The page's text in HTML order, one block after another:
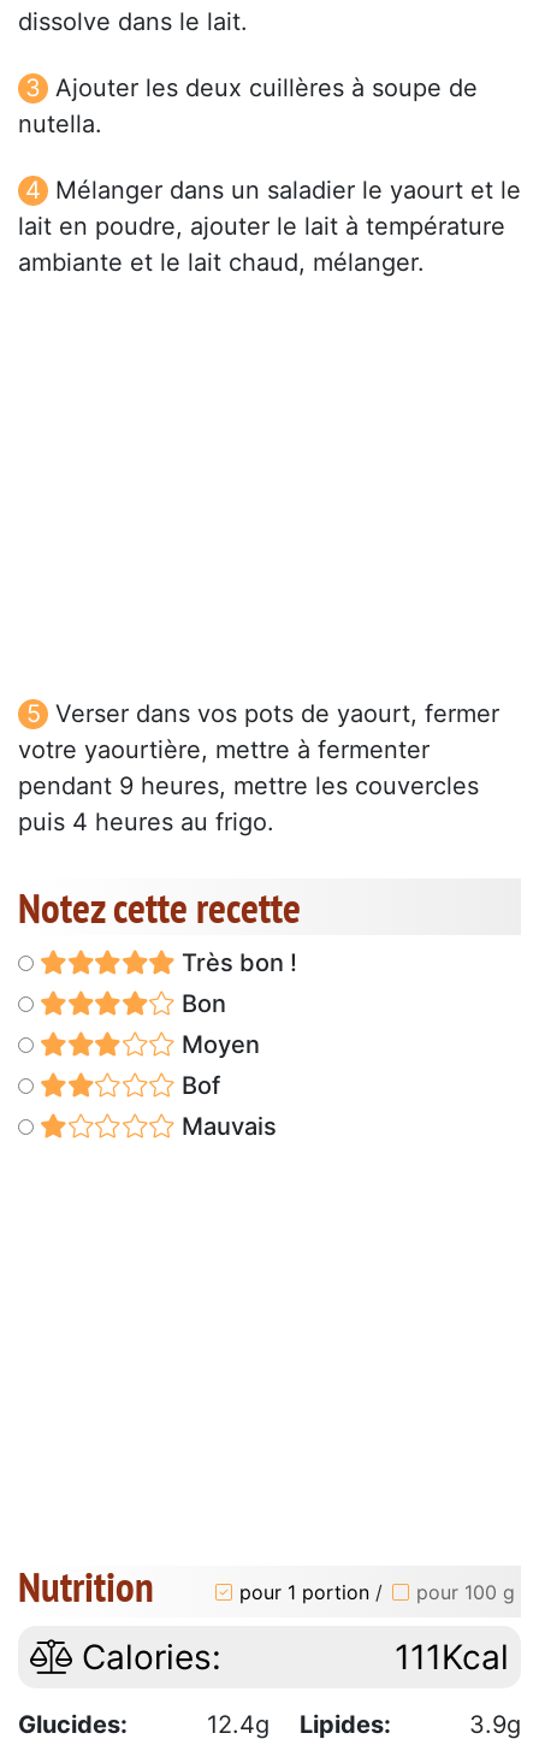
dissolve dans le lait.
Ajouter les deux cuillères à soupe de
nutella.
Mélanger dans un saladier le yaourt et le
lait en poudre, ajouter le lait à température
ambiante et le lait chaud, mélanger.
Verser dans vos pots de yaourt, fermer
votre yaourtière, mettre à fermenter
pendant 9 heures, mettre les couvercles
puis 4 heures au frigo.
Notez cette recette
Très bon !
Bon
Moyen
Bof
Mauvais
Nutrition pour 1 portion / pour 100 g
Calories: 111Kcal
Glucides: 12.4g Lipides:
3.9g